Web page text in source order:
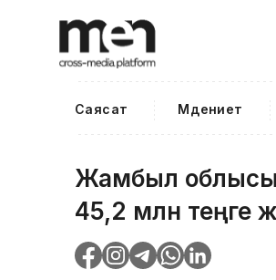
Саясат Мәдениет
Жамбыл
45,2 млн теңге